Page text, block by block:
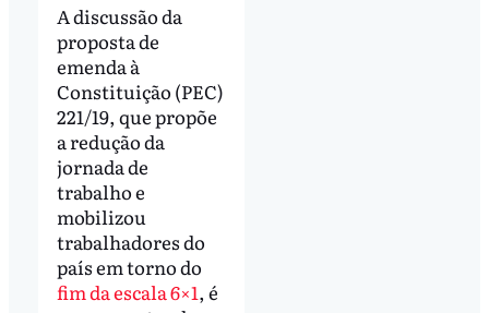
A discussão da
proposta de
emenda à
Constituição (PEC)
221/19, que propõe
a redução da
jornada de
trabalho e
mobilizou
trabalhadores do
país em torno do
fim da escala 6×1, é